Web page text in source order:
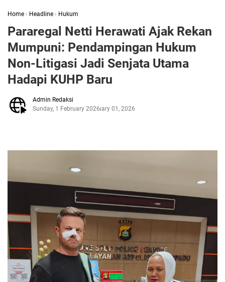
Home › Headline › Hukum
Pararegal Netti Herawati Ajak Rekan
Mumpuni: Pendampingan Hukum
Non-Litigasi Jadi Senjata Utama
Hadapi KUHP Baru
Admin Redaksi
Sunday, 1 February 2026February 01, 2026